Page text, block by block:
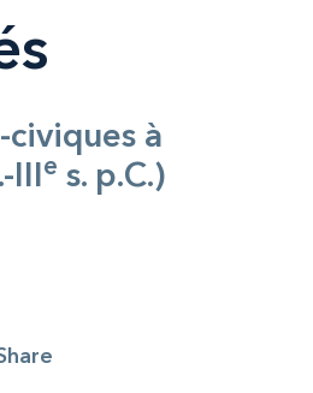
à
IIIe s. p.C.)